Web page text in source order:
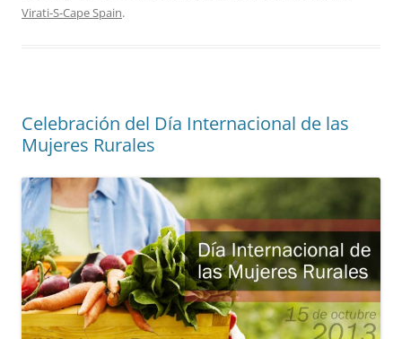
Virati-S-Cape Spain.
Celebración del Día Internacional de las
Mujeres Rurales